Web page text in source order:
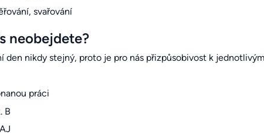
svařování
neobejdete?
den nikdy stejný, proto je pro nás přizpůsobivost k
práci
B